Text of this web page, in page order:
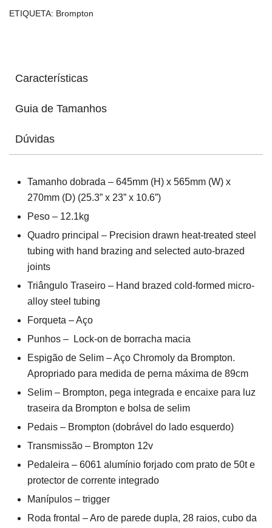
ETIQUETA: Brompton
Características
Guia de Tamanhos
Dúvidas
Tamanho dobrada – 645mm (H) x 565mm (W) x
270mm (D) (25.3” x 23” x 10.6”)
Peso – 12.1kg
Quadro principal – Precision drawn heat-treated steel
tubing with hand brazing and selected auto-brazed
joints
Triângulo Traseiro – Hand brazed cold-formed micro-
alloy steel tubing
Forqueta – Aço
Punhos – Lock-on de borracha macia
Espigão de Selim – Aço Chromoly da Brompton.
Apropriado para medida de perna máxima de 89cm
Selim – Brompton, pega integrada e encaixe para luz
traseira da Brompton e bolsa de selim
Pedais – Brompton (dobrável do lado esquerdo)
Transmissão – Brompton 12v
Pedaleira – 6061 alumínio forjado com prato de 50t e
protector de corrente integrado
Manípulos – trigger
Roda frontal – Aro de parede dupla, 28 raios, cubo da